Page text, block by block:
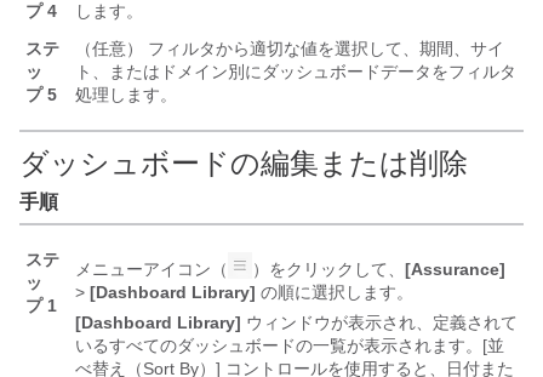
プ 4
します。
ステ
ッ
プ 5
（任意） フィルタから適切な値を選択して、期間、サイ
ト、またはドメイン別にダッシュボードデータをフィルタ
処理します。
ダッシュボードの編集または削除
手順
ステ
ッ
プ 1
メニューアイコン（ ）をクリックして、 [Assurance]
> [Dashboard Library] の順に選択します。
[Dashboard Library] ウィンドウが表示され、定義されて
いるすべてのダッシュボードの一覧が表示されます。[並
べ替え（Sort By）] コントロールを使用すると、日付また